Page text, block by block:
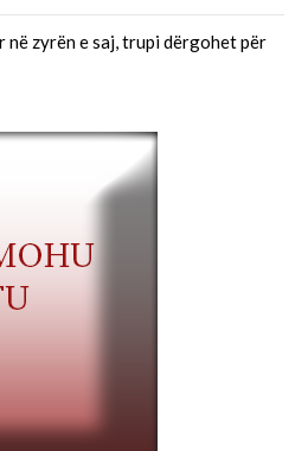
në zyrën e saj, trupi dërgohet për